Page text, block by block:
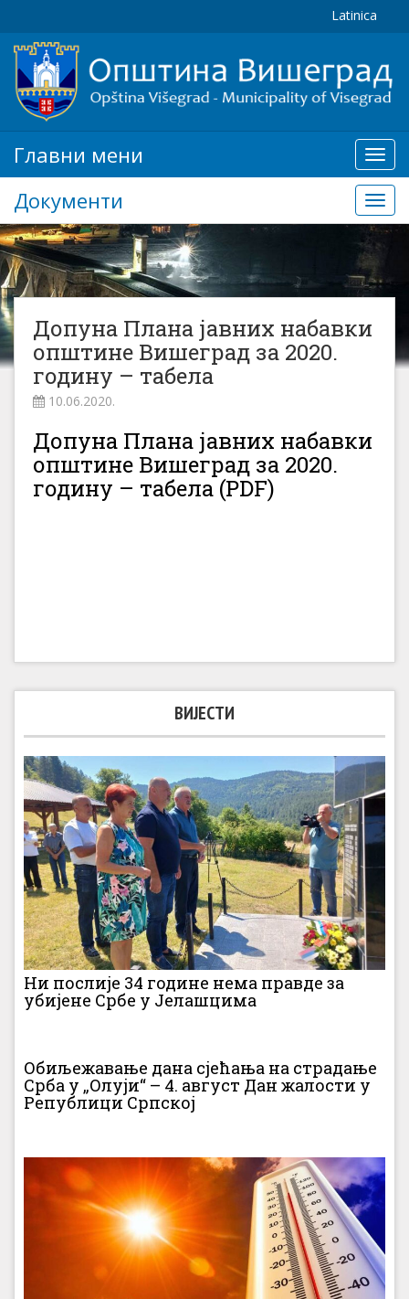
Latinica
мени
Главни мени
Документи
Допуна Плана јавних набавки
општине Вишеград за 2020.
годину – табела
10.06.2020.
Допуна Плана јавних набавки
општине Вишеград за 2020.
годину – табела (PDF)
ВИЈЕСТИ
Ни послије 34 године нема правде за
убијене Србе у Јелашцима
Обиљежавање дана сјећања на страдање
Срба у „Олуји“ – 4. август Дан жалости у
Републици Српској